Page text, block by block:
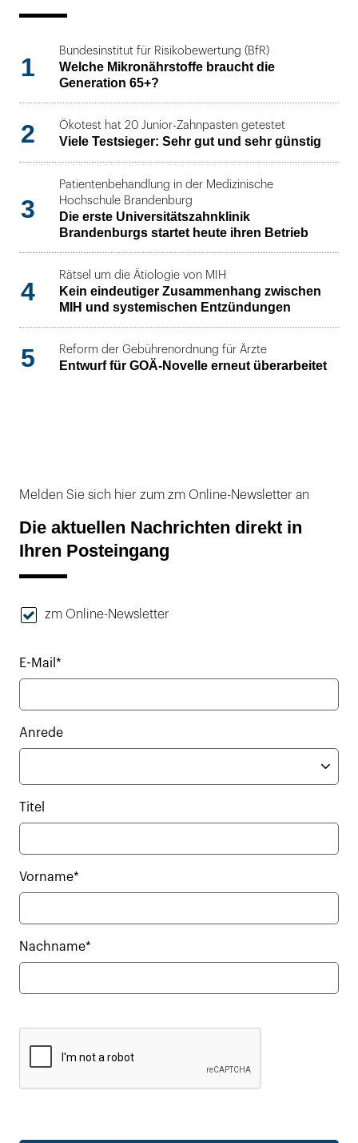
1
Bundesinstitut für Risikobewertung (BfR)
Welche Mikronährstoffe braucht die
Generation 65+?
2 Ökotest hat 20 Junior-Zahnpasten getestet
Viele Testsieger: Sehr gut und sehr günstig
3
Patientenbehandlung in der Medizinische
Hochschule Brandenburg
Die erste Universitätszahnklinik
Brandenburgs startet heute ihren Betrieb
4
Rätsel um die Ätiologie von MIH
Kein eindeutiger Zusammenhang zwischen
MIH und systemischen Entzündungen
5 Reform der Gebührenordnung für Ärzte
Entwurf für GOÄ-Novelle erneut überarbeitet
Melden Sie sich hier zum zm Online-Newsletter an
Die aktuellen Nachrichten direkt in
Ihren Posteingang
zm Online-Newsletter
E-Mail*
Anrede
Titel
Vorname*
Nachname*